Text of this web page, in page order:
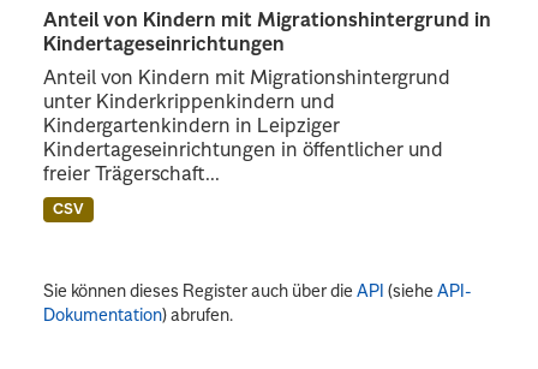
Anteil von Kindern mit Migrationshintergrund in
Kindertageseinrichtungen
Anteil von Kindern mit Migrationshintergrund
unter Kinderkrippenkindern und
Kindergartenkindern in Leipziger
Kindertageseinrichtungen in öffentlicher und
freier Trägerschaft...
CSV
Sie können dieses Register auch über dieAPI (sieheAPI-
Dokumentation) abrufen.